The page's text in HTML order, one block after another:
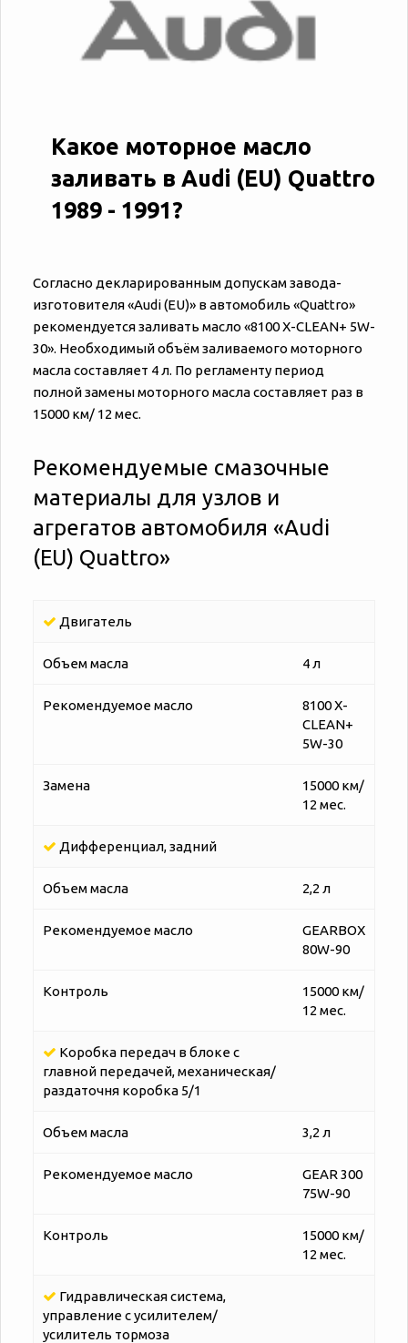
Какое моторное масло
заливать в Audi (EU) Quattro
1989 - 1991?
Согласно декларированным допускам завода-
изготовителя «‎‎Audi (EU)» в автомобиль «‎‎Quattro»
рекомендуется заливать масло «8100 X-CLEAN+ 5W-
30». Необходимый объём заливаемого моторного
масла составляет 4 л. По регламенту период
полной замены моторного масла составляет раз в
15000 км/ 12 мес.
Рекомендуемые смазочные
материалы для узлов и
агрегатов автомобиля «‎‎Audi
(EU) Quattro»
Двигатель
Объем масла 4 л
Рекомендуемое масло
8100 X-
CLEAN+
5W-30
Замена
15000 км/
12 мес.
Дифференциал, задний
Объем масла 2,2 л
Рекомендуемое масло
GEARBOX
80W-90
Контроль
15000 км/
12 мес.
Коробка передач в блоке с
главной передачей, механическая/
раздаточня коробка 5/1
Объем масла 3,2 л
Рекомендуемое масло
GEAR 300
75W-90
Контроль
15000 км/
12 мес.
Гидравлическая система,
управление с усилителем/
усилитель тормоза